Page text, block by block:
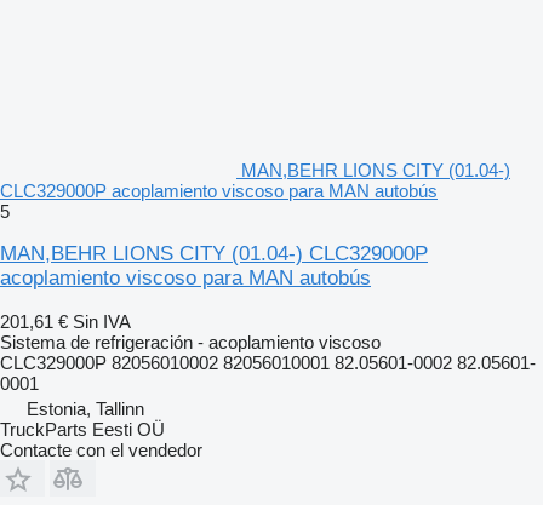
MAN,BEHR LIONS CITY (01.04-)
CLC329000P acoplamiento viscoso para MAN autobús
5
MAN,BEHR LIONS CITY (01.04-) CLC329000P
acoplamiento viscoso para MAN autobús
201,61 € Sin IVA
Sistema de refrigeración - acoplamiento viscoso
CLC329000P 82056010002 82056010001 82.05601-0002 82.05601-
0001
Estonia, Tallinn
TruckParts Eesti OÜ
Contacte con el vendedor